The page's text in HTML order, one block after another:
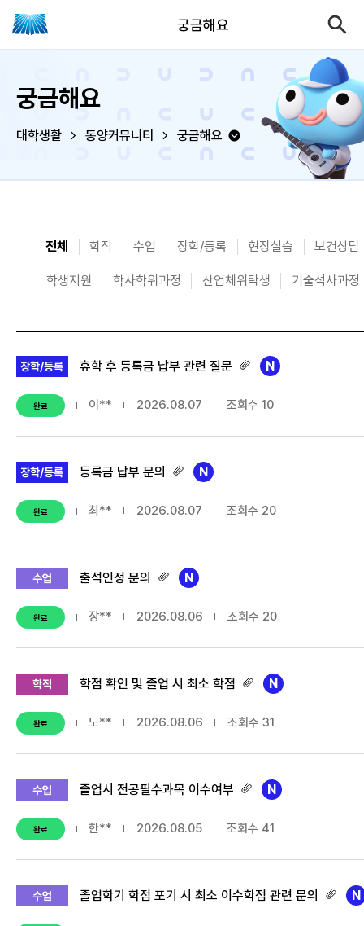
궁금해요
궁금해요
대학생활 동양커뮤니티 궁금해요
전체 학적 수업 장학/등록 현장실습 보건상담
학생지원 학사학위과정 산업체위탁생 기술석사과정
장학/등록 휴학 후 등록금 납부 관련 질문
완료 이** 2026.08.07 조회수 10
장학/등록 등록금 납부 문의
완료 최** 2026.08.07 조회수 20
수업 출석인정 문의
완료 장** 2026.08.06 조회수 20
학적 학점 확인 및 졸업 시 최소 학점
완료 노** 2026.08.06 조회수 31
수업 졸업시 전공필수과목 이수여부
완료 한** 2026.08.05 조회수 41
수업 졸업학기 학점 포기 시 최소 이수학점 관련 문의